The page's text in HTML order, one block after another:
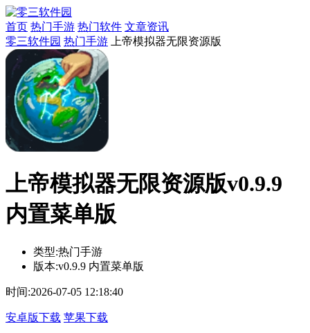
首页 热门手游 热门软件 文章资讯
零三软件园 热门手游 上帝模拟器无限资源版
上帝模拟器无限资源版v0.9.9
内置菜单版
类型:热门手游
版本:v0.9.9 内置菜单版
时间:2026-07-05 12:18:40
安卓版下载 苹果下载